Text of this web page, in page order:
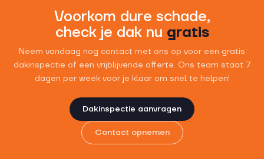
Voorkom dure schade,
check je dak nu gratis
Neem vandaag nog contact met ons op voor een gratis
dakinspectie of een vrijblijvende offerte. Ons team staat 7
dagen per week voor je klaar om snel te helpen!
Dakinspectie aanvragen
Contact opnemen